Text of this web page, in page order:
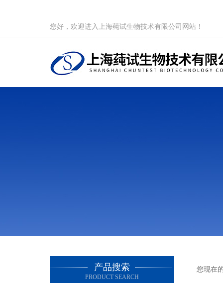
您好，欢迎进入上海莼试生物技术有限公司网站！
产品搜索
PRODUCT SEARCH
您现在